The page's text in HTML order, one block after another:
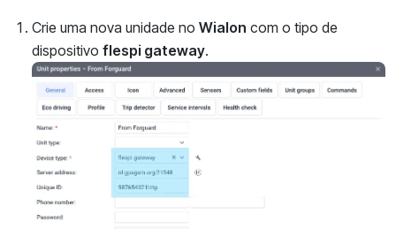
Crie uma nova unidade no Wialon com o tipo de
dispositivo flespi gateway.